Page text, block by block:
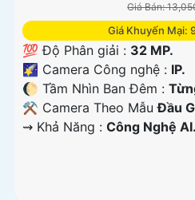
Giá Bán:
Giá Khuyến Mại:
💯 Độ Phân giải : 32 MP.
🌠 Camera Công nghệ : IP.
🌔 Tầm Nhìn Ban Đêm :
⚒ Camera Theo MẫuĐầu
️⇝ Khả Năng : Công Nghệ AI.